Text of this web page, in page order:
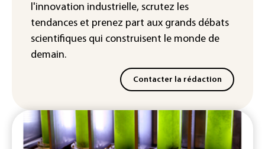
France
l'innovation industrielle, scrutez les
tendances et prenez part aux grands débats
scientifiques qui construisent le monde de
demain.
Contacter la rédaction